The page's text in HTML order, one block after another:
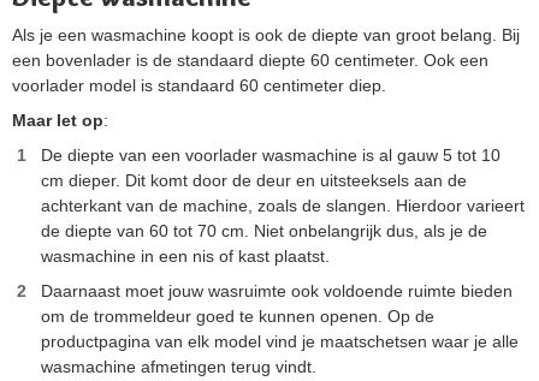
Als je een wasmachine koopt is ook de diepte van groot belang. Bij
een bovenlader is de standaard diepte 60 centimeter. Ook een
voorlader model is standaard 60 centimeter diep.
Maar let op:
De diepte van een voorlader wasmachine is al gauw 5 tot 10
cm dieper. Dit komt door de deur en uitsteeksels aan de
achterkant van de machine, zoals de slangen. Hierdoor varieert
de diepte van 60 tot 70 cm. Niet onbelangrijk dus, als je de
wasmachine in een nis of kast plaatst.
Daarnaast moet jouw wasruimte ook voldoende ruimte bieden
om de trommeldeur goed te kunnen openen. Op de
productpagina van elk model vind je maatschetsen waar je alle
wasmachine afmetingen terug vindt.